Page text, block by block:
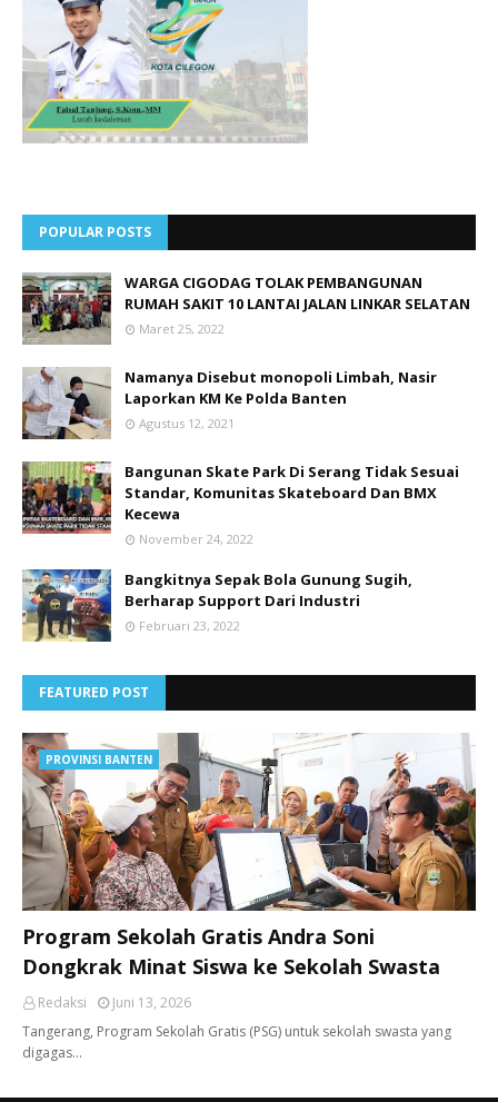
POPULAR POSTS
WARGA CIGODAG TOLAK PEMBANGUNAN
RUMAH SAKIT 10 LANTAI JALAN LINKAR SELATAN
Maret 25, 2022
Namanya Disebut monopoli Limbah, Nasir
Laporkan KM Ke Polda Banten
Agustus 12, 2021
Bangunan Skate Park Di Serang Tidak Sesuai
Standar, Komunitas Skateboard Dan BMX
Kecewa
November 24, 2022
Bangkitnya Sepak Bola Gunung Sugih,
Berharap Support Dari Industri
Februari 23, 2022
FEATURED POST
PROVINSI BANTEN
Program Sekolah Gratis Andra Soni
Dongkrak Minat Siswa ke Sekolah Swasta
Redaksi
Juni 13, 2026
Tangerang, ​Program Sekolah Gratis (PSG) untuk sekolah swasta yang
digagas…